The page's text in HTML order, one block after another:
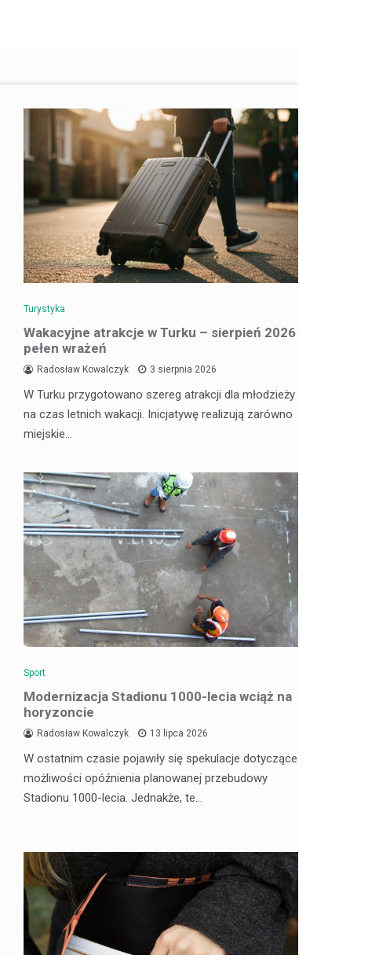
Turystyka
Wakacyjne atrakcje w Turku – sierpień 2026
pełen wrażeń
Radosław Kowalczyk 3 sierpnia 2026
W Turku przygotowano szereg atrakcji dla młodzieży
na czas letnich wakacji. Inicjatywę realizują zarówno
miejskie…
Sport
Modernizacja Stadionu 1000-lecia wciąż na
horyzoncie
Radosław Kowalczyk 13 lipca 2026
W ostatnim czasie pojawiły się spekulacje dotyczące
możliwości opóźnienia planowanej przebudowy
Stadionu 1000-lecia. Jednakże, te…